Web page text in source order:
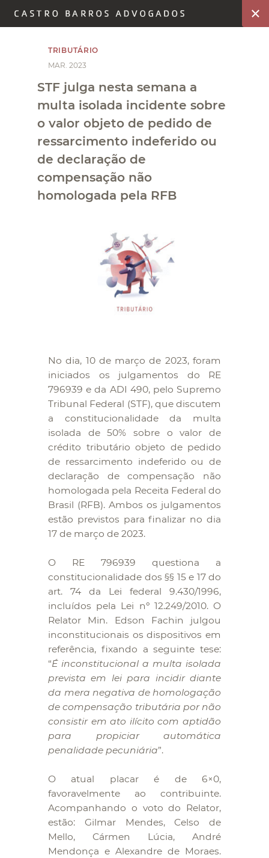
TRIBUTÁRIO
MAR. 2023
STF julga nesta semana a
multa isolada incidente sobre
o valor objeto de pedido de
ressarcimento indeferido ou
de declaração de
compensação não
homologada pela RFB
No dia, 10 de março de 2023, foram
iniciados os julgamentos do RE
796939 e da ADI 490, pelo Supremo
Tribunal Federal (STF), que discutem
a constitucionalidade da multa
isolada de 50% sobre o valor de
crédito tributário objeto de pedido
de ressarcimento indeferido ou de
declaração de compensação não
homologada pela Receita Federal do
Brasil (RFB). Ambos os julgamentos
estão previstos para finalizar no dia
17 de março de 2023.
O RE 796939 questiona a
constitucionalidade dos §§ 15 e 17 do
art. 74 da Lei federal 9.430/1996,
incluídos pela Lei nº 12.249/2010. O
Relator Min. Edson Fachin julgou
inconstitucionais os dispositivos em
referência, fixando a seguinte tese:
“É inconstitucional a multa isolada
prevista em lei para incidir diante
da mera negativa de homologação
de compensação tributária por não
consistir em ato ilícito com aptidão
para propiciar automática
penalidade pecuniária”.
O atual placar é de 6×0,
favoravelmente ao contribuinte.
Acompanhando o voto do Relator,
estão: Gilmar Mendes, Celso de
Mello, Cármen Lúcia, André
Mendonça e Alexandre de Moraes.